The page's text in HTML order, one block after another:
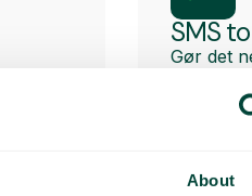
About
SMS
Gør det
via